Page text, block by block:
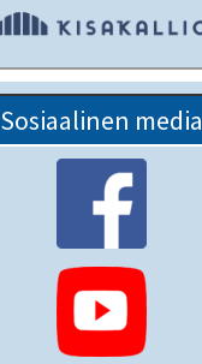
Sosiaalinen media